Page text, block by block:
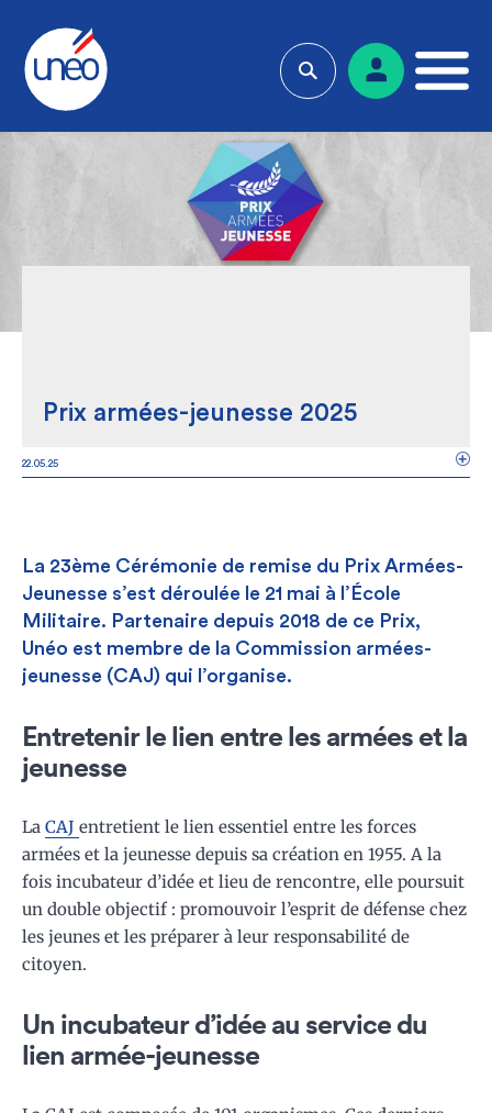
Prix armées-jeunesse 2025
22.05.25
La 23ème Cérémonie de remise du Prix Armées-
Jeunesse s’est déroulée le 21 mai à l’École
Militaire. Partenaire depuis 2018 de ce Prix,
Unéo est membre de la Commission armées-
jeunesse (CAJ) qui l’organise.
Entretenir le lien entre les armées et la
jeunesse
La CAJ entretient le lien essentiel entre les forces
armées et la jeunesse depuis sa création en 1955. A la
fois incubateur d’idée et lieu de rencontre, elle poursuit
un double objectif : promouvoir l’esprit de défense chez
les jeunes et les préparer à leur responsabilité de
citoyen.
Un incubateur d’idée au service du
lien armée-jeunesse